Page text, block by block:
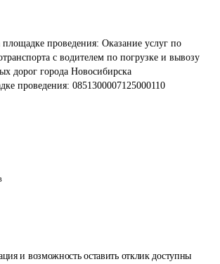
и возможность оставить отклик доступны
площадке проведения: Оказание услуг по
с водителем по погрузке и вывозу
дорог города Новосибирска
проведения: 0851300007125000110